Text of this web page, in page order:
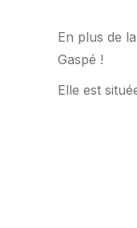
En plus de
Gaspé !
Elle est